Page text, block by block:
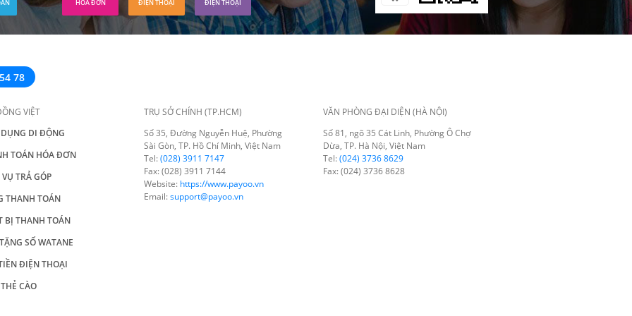
HÓA ĐƠN ĐIỆN THOẠI ĐIỆN THOẠI
78
VIỆT
DI ĐỘNG
TOÁN HÓA ĐƠN
TRẢ GÓP
THANH TOÁN
BỊ THANH TOÁN
SỐ WATANE
ĐIỆN THOẠI
CÀO
TRỤ SỞ CHÍNH (TP.HCM)
Số 35, Đường Nguyễn Huệ, Phường
Sài Gòn, TP. Hồ Chí Minh, Việt Nam
Tel:(028) 3911 7147
Fax: (028) 3911 7144
Website: https://www.payoo.vn
Email:support@payoo.vn
VĂN PHÒNG ĐẠI DIỆN (HÀ NỘI)
Số 81, ngõ 35 Cát Linh, Phường Ô Chợ
Dừa, TP. Hà Nội, Việt Nam
Tel:(024) 3736 8629
Fax: (024) 3736 8628